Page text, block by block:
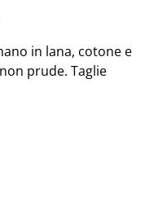
in lana, cotone e
prude. Taglie